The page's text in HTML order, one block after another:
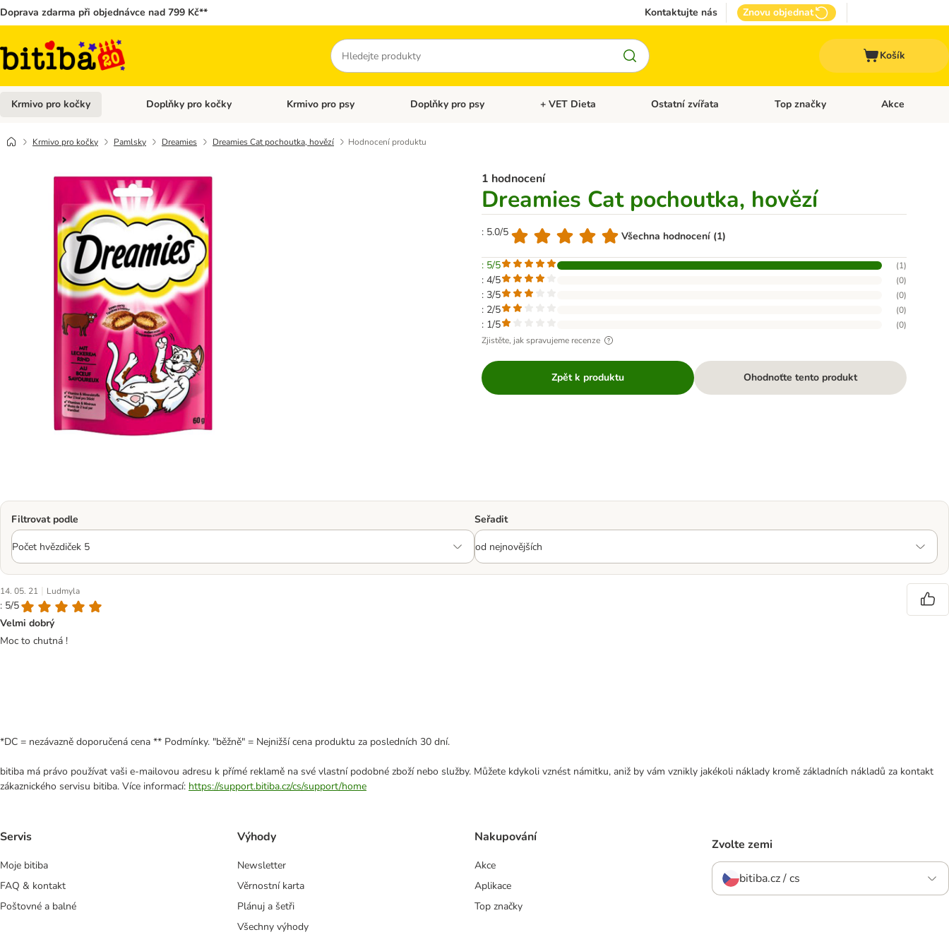
Doprava zdarma při objednávce nad 799 Kč** Kontaktujte nás Znovu objednat
Hledat
Košík
Krmivo pro kočky Otevřít menu: Krmivo pro kočky
Doplňky pro kočky Otevřít menu: Doplňky pro kočky
Krmivo pro psy Otevřít menu: Krmivo pro psy
Doplňky pro psy Otevřít menu: Doplňky pro psy
+ VET Dieta Otevřít menu: + VET Dieta
Ostatní zvířata Otevřít menu: Ostatní zvířata
Top značky Otevřít menu:
Akce
Krmivo pro kočky Pamlsky Dreamies Dreamies Cat pochoutka, hovězí Hodnocení produktu
1 hodnocení
Dreamies Cat pochoutka, hovězí
: 5.0/5 Všechna hodnocení (1)
: 5/5 (1)
: 4/5 (0)
: 3/5 (0)
: 2/5 (0)
: 1/5 (0)
Zjistěte, jak spravujeme recenze
Zpět k produktu Ohodnoťte tento produkt
Filtrovat podle Seřadit
14. 05. 21 | Ludmyla
: 5/5
Velmi dobrý
Moc to chutná !
*DC = nezávazně doporučená cena ** Podmínky. "běžně" = Nejnižší cena produktu za posledních 30 dní.
bitiba má právo používat vaši e-mailovou adresu k přímé reklamě na své vlastní podobné zboží nebo služby. Můžete kdykoli vznést námitku, aniž by vám vznikly jakékoli náklady kromě základních nákladů za kontakt
zákaznického servisu bitiba. Více informací: https://support.bitiba.cz/cs/support/home
Servis
Moje bitiba
FAQ & kontakt
Poštovné a balné
Výhody
Newsletter
Věrnostní karta
Plánuj a šetři
Všechny výhody
Nakupování
Akce
Aplikace
Top značky
Zvolte zemi
bitiba.cz / cs